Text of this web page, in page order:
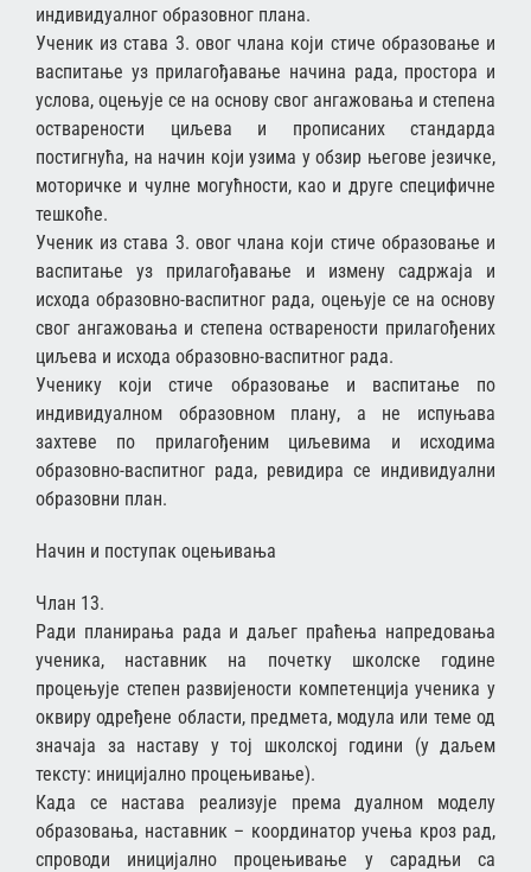
индивидуалног образовног плана.
Ученик из става 3. овог члана који стиче образовање и
васпитање уз прилагођавање начина рада, простора и
услова, оцењује се на основу свог ангажовања и степена
остварености циљева и прописаних стандарда
постигнућа, на начин који узима у обзир његове језичке,
моторичке и чулне могућности, као и друге специфичне
тешкоће.
Ученик из става 3. овог члана који стиче образовање и
васпитање уз прилагођавање и измену садржаја и
исхода образовно-васпитног рада, оцењује се на основу
свог ангажовања и степена остварености прилагођених
циљева и исхода образовно-васпитног рада.
Ученику који стиче образовање и васпитање по
индивидуалном образовном плану, а не испуњава
захтеве по прилагођеним циљевима и исходима
образовно-васпитног рада, ревидира се индивидуални
образовни план.
Начин и поступак оцењивања
Члан 13.
Ради планирања рада и даљег праћења напредовања
ученика, наставник на почетку школске године
процењује степен развијености компетeнција ученика у
оквиру одређене области, предмета, модула или теме од
значаја за наставу у тој школској години (у даљем
тексту: иницијално процењивање).
Када се настава реализује према дуалном моделу
образовања, наставник – координатор учења кроз рад,
спроводи иницијално процењивање у сарадњи са